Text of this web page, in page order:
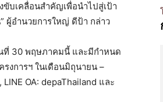
บเคลื่อนสำคัญเพื่อนำไปสู่เป้า
ผู้อำนวยการใหญ่ ดีป้า กล่าว
นที่ 30 พฤษภาคมนี้ และมีกำหนด
งการฯ ในเดือนมิถุนายน –
OA: depaThailand และ